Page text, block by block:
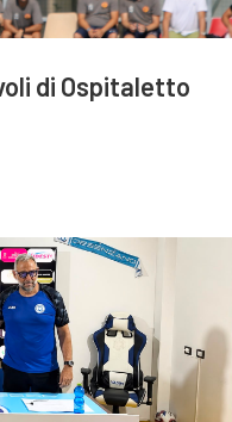
di Ospitaletto